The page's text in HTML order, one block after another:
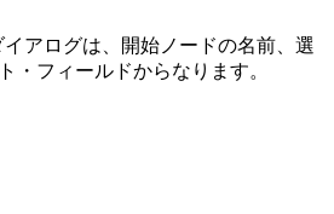
アログは、開始ノードの名前、選
フィールドからなります。